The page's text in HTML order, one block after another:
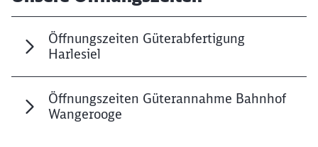
Öffnungszeiten Güterabfertigung
Harlesiel
Öffnungszeiten Güterannahme Bahnhof
Wangerooge